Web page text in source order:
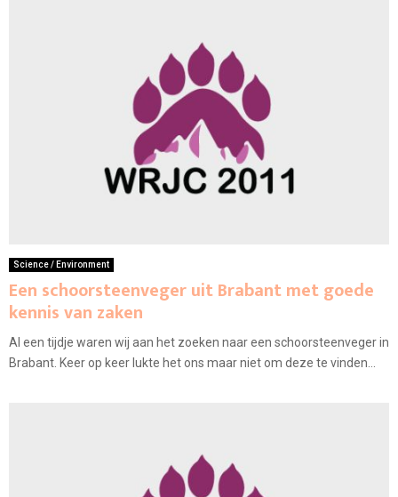
Science / Environment
Een schoorsteenveger uit Brabant met goede
kennis van zaken
Al een tijdje waren wij aan het zoeken naar een schoorsteenveger in
Brabant. Keer op keer lukte het ons maar niet om deze te vinden...